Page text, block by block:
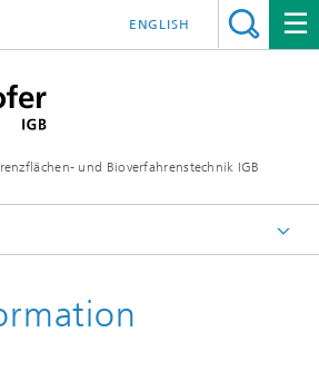
und Bioverfahrenstechnik IGB
ENGLISH